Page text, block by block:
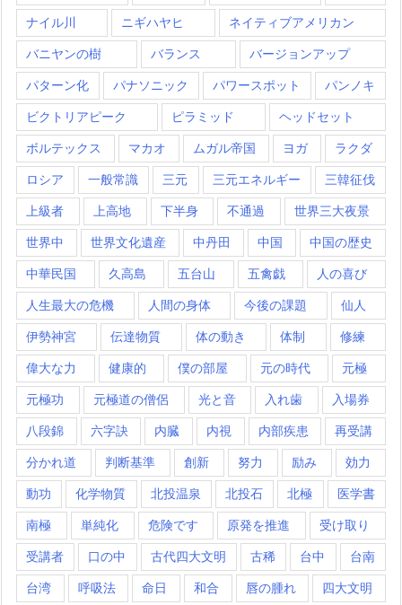
ナイル川 ニギハヤヒ ネイティブアメリカン
バニヤンの樹 バランス バージョンアップ
パターン化 パナソニック パワースポット パンノキ
ビクトリアピーク ピラミッド ヘッドセット
ボルテックス マカオ ムガル帝国 ヨガ ラクダ
ロシア 一般常識 三元 三元エネルギー 三韓征伐
上級者 上高地 下半身 不通過 世界三大夜景
世界中 世界文化遺産 中丹田 中国 中国の歴史
中華民国 久高島 五台山 五禽戯 人の喜び
人生最大の危機 人間の身体 今後の課題 仙人
伊勢神宮 伝達物質 体の動き 体制 修練
偉大な力 健康的 僕の部屋 元の時代 元極
元極功 元極道の僧侶 光と音 入れ歯 入場券
八段錦 六字訣 内臓 内視 内部疾患 再受講
分かれ道 判断基準 創新 努力 励み 効力
動功 化学物質 北投温泉 北投石 北極 医学書
南極 単純化 危険です 原発を推進 受け取り
受講者 口の中 古代四大文明 古稀 台中 台南
台湾 呼吸法 命日 和合 唇の腫れ 四大文明